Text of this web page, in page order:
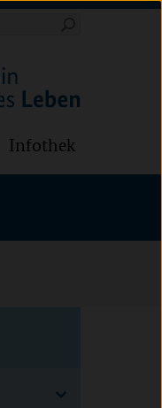
Infothek
Infothek